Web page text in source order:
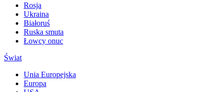
Rosja
Ukraina
Białoruś
Ruska smuta
Łowcy onuc
Świat
Unia Europejska
Europa